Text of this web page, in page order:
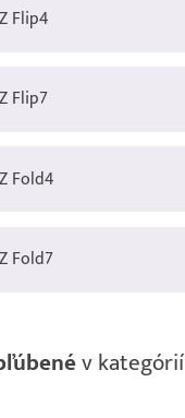
Z Flip4
Z Flip7
Z Fold4
Z Fold7
v kategórií